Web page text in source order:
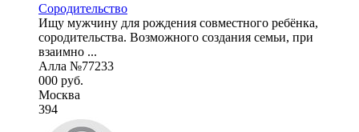
Сородительство
Ищу мужчину для рождения совместного ребёнка,
сородительства. Возможного создания семьи, при
взаимно ...
Алла №77233
000 руб.
Москва
394